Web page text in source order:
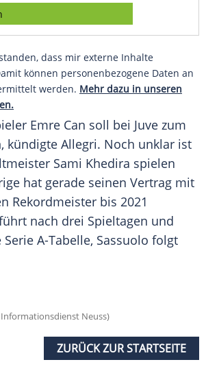
dass mir externe Inhalte
können personenbezogene Daten an
werden. Mehr dazu in unseren
Emre Can soll bei Juve zum
kündigte Allegri. Noch unklar ist
Sami Khedira spielen
hat gerade seinen Vertrag mit
Rekordmeister bis 2021
nach drei Spieltagen und
A-Tabelle, Sassuolo folgt
Informationsdienst Neuss)
ZURÜCK ZUR STARTSEITE